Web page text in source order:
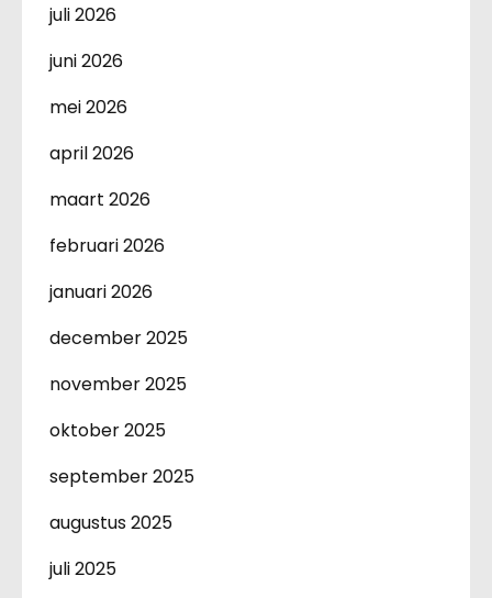
juli 2026
juni 2026
mei 2026
april 2026
maart 2026
februari 2026
januari 2026
december 2025
november 2025
oktober 2025
september 2025
augustus 2025
juli 2025